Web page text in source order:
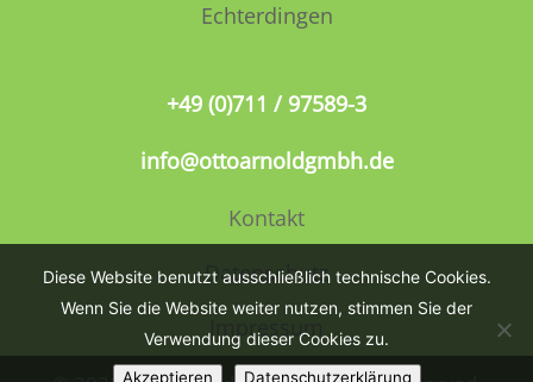
Echterdingen
+49 (0)711 / 97589-3
info@ottoarnoldgmbh.de
Kontakt
Datenschutz
Impressum
Diese Website benutzt ausschließlich technische Cookies.
Wenn Sie die Website weiter nutzen, stimmen Sie der
Verwendung dieser Cookies zu.
Akzeptieren Datenschutzerklärung